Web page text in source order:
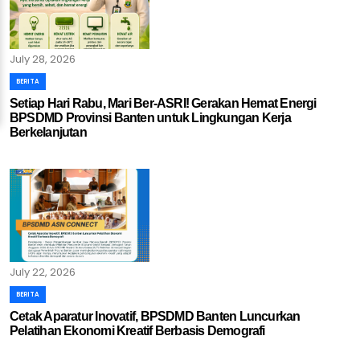
July 28, 2026
BERITA
Setiap Hari Rabu, Mari Ber-ASRI! Gerakan Hemat Energi
BPSDMD Provinsi Banten untuk Lingkungan Kerja
Berkelanjutan
July 22, 2026
BERITA
Cetak Aparatur Inovatif, BPSDMD Banten Luncurkan
Pelatihan Ekonomi Kreatif Berbasis Demografi